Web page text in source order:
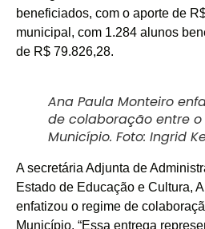
beneficiados, com o aporte de
municipal, com 1.284 alunos
de R$ 79.826,28.
Ana Paula Monteiro
de colaboração entre o
Município. Foto: Ingrid
A secretária Adjunta de
Estado de Educação e Cultura,
enfatizou o regime de
Município. “Essa entrega